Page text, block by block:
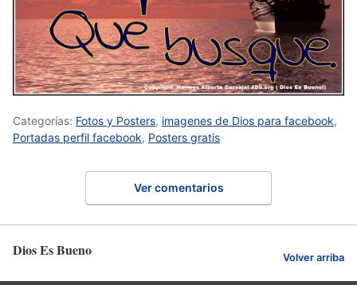
Categorías: Fotos y Posters, imagenes de Dios para facebook,
Portadas perfil facebook, Posters gratis
Ver comentarios
Dios Es Bueno Volver arriba